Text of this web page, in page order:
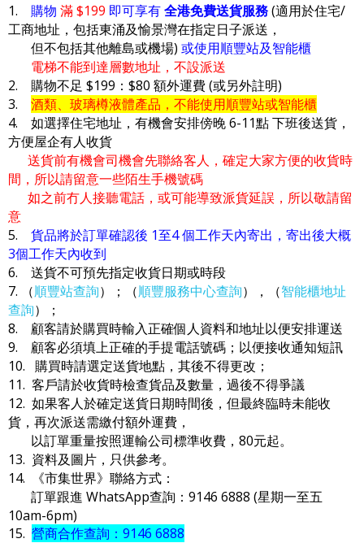
1. 購物 滿 $199 即可享有全港免費送貨服務(適用於住宅/
工商地址，包括東涌及愉景灣在指定日子派送，
但不包括其他離島或機場) 或使用順豐站及智能櫃
電梯不能到達層數地址，不設派送
2. 購物不足 $199：$80 額外運費 (或另外註明)
3. 酒類、玻璃樽液體產品，不能使用順豐站或智能櫃
4. 如選擇住宅地址，有機會安排傍晚 6-11點 下班後送貨，
方便屋企有人收貨
送貨前有機會司機會先聯絡客人，確定大家方便的收貨時
間，所以請留意一些陌生手機號碼
如之前冇人接聽電話，或可能導致派貨延誤，所以敬請留
意
5. 貨品將於訂單確認後 1至4 個工作天內寄出，寄出後大概
3個工作天內收到
6. 送貨不可預先指定收貨日期或時段
7. （順豐站查詢）；（順豐服務中心查詢），（智能櫃地址
查詢）；
8. 顧客請於購買時輸入正確個人資料和地址以便安排運送
9. 顧客必須填上正確的手提電話號碼；以便接收通知短訊
10. 購買時請選定送貨地點，其後不得更改；
11. 客戶請於收貨時檢查貨品及數量，過後不得爭議
12. 如果客人於確定送貨日期時間後，但最終臨時未能收
貨，再次派送需繳付額外運費，
以訂單重量按照運輸公司標準收費，80元起。
13. 資料及圖片，只供參考。
14. 《市集世界》聯絡方式：
訂單跟進 WhatsApp查詢：9146 6888 (星期一至五
10am-6pm)
15. 營商合作查詢：9146 6888